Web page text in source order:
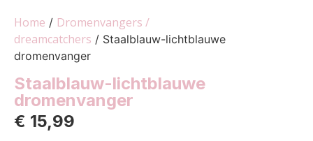
Home / Dromenvangers /
dreamcatchers / Staalblauw-lichtblauwe
dromenvanger
Staalblauw-lichtblauwe
dromenvanger
€ 15,99